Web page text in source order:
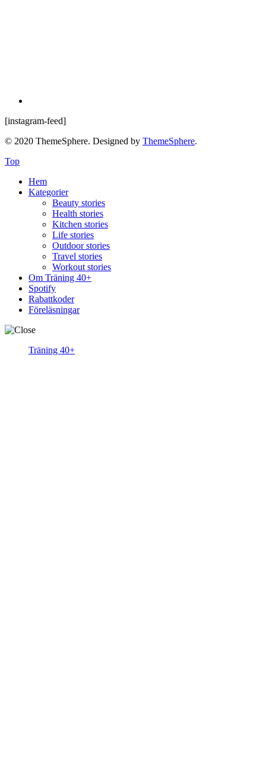
[instagram-feed]
© 2020 ThemeSphere. Designed by ThemeSphere.
Top
Hem
Kategorier
Beauty stories
Health stories
Kitchen stories
Life stories
Outdoor stories
Travel stories
Workout stories
Om Träning 40+
Spotify
Rabattkoder
Föreläsningar
Träning 40+